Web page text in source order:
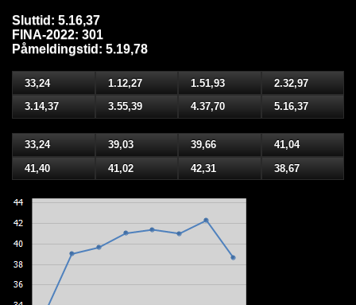
Sluttid: 5.16,37
FINA-2022: 301
Påmeldingstid: 5.19,78
33,24 1.12,27 1.51,93
2.32,97
3.14,37
3.55,39 4.37,70 5.16,37
33,24 39,03 39,66
41,04
41,40
41,02 42,31 38,67